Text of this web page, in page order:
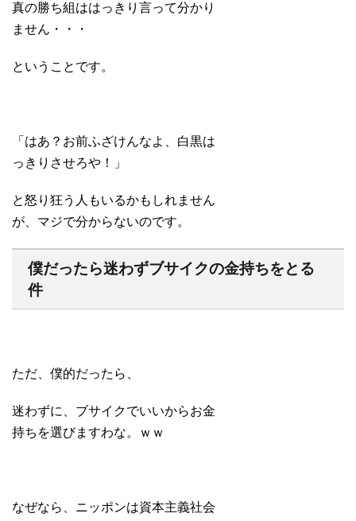
真の勝ち組ははっきり言って分かり
ません・・・
ということです。
「はあ？お前ふざけんなよ、白黒は
っきりさせろや！」
と怒り狂う人もいるかもしれません
が、マジで分からないのです。
僕だったら迷わずブサイクの金持ちをとる
件
ただ、僕的だったら、
迷わずに、ブサイクでいいからお金
持ちを選びますわな。ｗｗ
なぜなら、ニッポンは資本主義社会